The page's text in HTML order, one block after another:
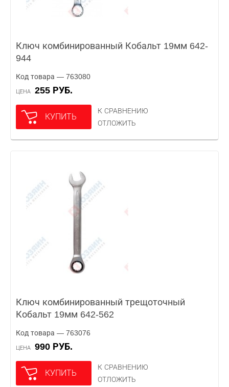
Ключ комбинированный Кобальт 19мм 642-
944
Код товара — 763080
ЦЕНА 255 РУБ.
КУПИТЬ
К СРАВНЕНИЮ
ОТЛОЖИТЬ
Ключ комбинированный трещоточный
Кобальт 19мм 642-562
Код товара — 763076
ЦЕНА 990 РУБ.
КУПИТЬ
К СРАВНЕНИЮ
ОТЛОЖИТЬ